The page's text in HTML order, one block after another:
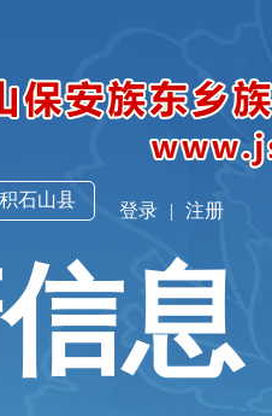
登录 | 注册
石山县
息